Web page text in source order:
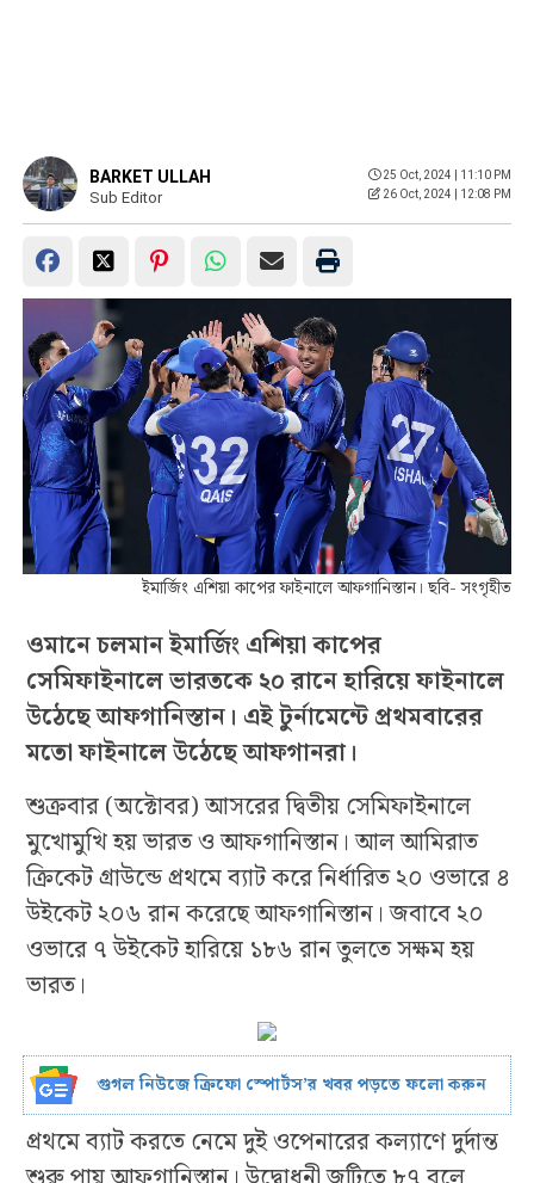
BARKET ULLAH
Sub Editor
25 Oct, 2024 | 11:10 PM
26 Oct, 2024 | 12:08 PM
ইমার্জিং এশিয়া কাপের ফাইনালে আফগানিস্তান। ছবি- সংগৃহীত
ওমানে চলমান ইমার্জিং এশিয়া কাপের
সেমিফাইনালে ভারতকে ২০ রানে হারিয়ে ফাইনালে
উঠেছে আফগানিস্তান। এই টুর্নামেন্টে প্রথমবারের
মতো ফাইনালে উঠেছে আফগানরা।
শুক্রবার (অক্টোবর) আসরের দ্বিতীয় সেমিফাইনালে
মুখোমুখি হয় ভারত ও আফগানিস্তান। আল আমিরাত
ক্রিকেট গ্রাউন্ডে প্রথমে ব্যাট করে নির্ধারিত ২০ ওভারে ৪
উইকেট ২০৬ রান করেছে আফগানিস্তান। জবাবে ২০
ওভারে ৭ উইকেট হারিয়ে ১৮৬ রান তুলতে সক্ষম হয়
ভারত।
গুগল নিউজে ক্রিফো স্পোর্টস’র খবর পড়তে ফলো করুন
প্রথমে ব্যাট করতে নেমে দুই ওপেনারের কল্যাণে দুর্দান্ত